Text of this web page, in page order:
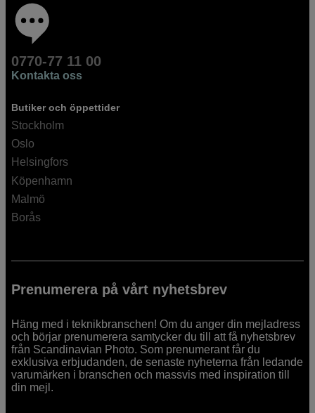
0770-77 11 00
Kontakta oss
Butiker och öppettider
Stockholm
Oslo
Helsingfors
Köpenhamn
Malmö
Borås
Prenumerera på vårt nyhetsbrev
Häng med i teknikbranschen! Om du anger din mejladress
och börjar prenumerera samtycker du till att få nyhetsbrev
från Scandinavian Photo. Som prenumerant får du
exklusiva erbjudanden, de senaste nyheterna från ledande
varumärken i branschen och massvis med inspiration till
din mejl.